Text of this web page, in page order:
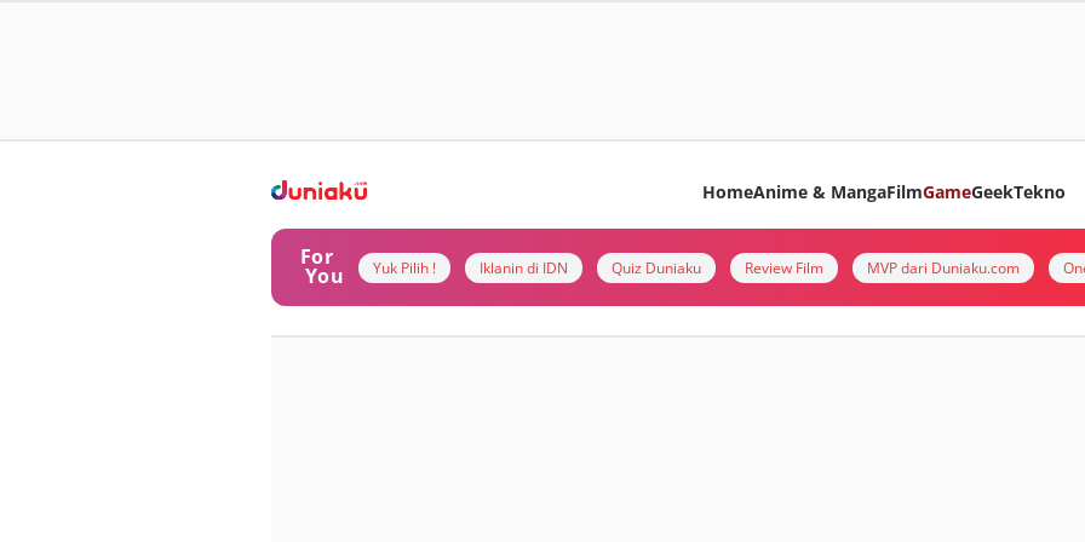
HomeAnime & MangaFilmGameGeekTekno
For
You Yuk Pilih ! Iklanin di IDN Quiz Duniaku Review Film MVP dari Duniaku.com